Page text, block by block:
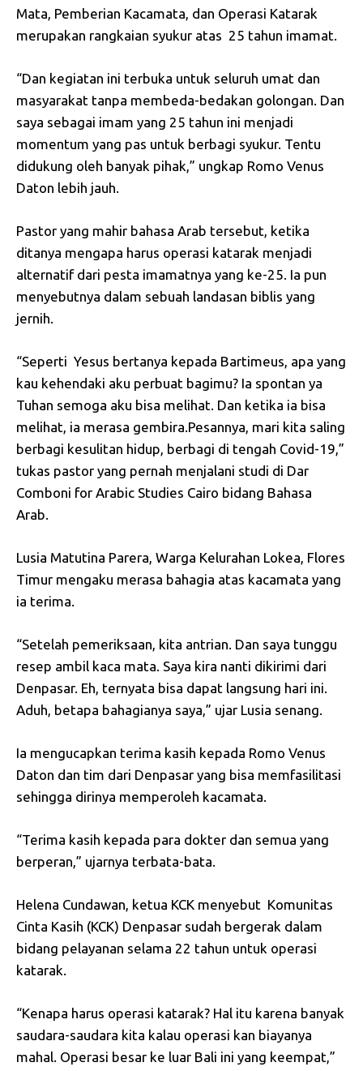
Mata, Pemberian Kacamata, dan Operasi Katarak
merupakan rangkaian syukur atas 25 tahun imamat.
“Dan kegiatan ini terbuka untuk seluruh umat dan
masyarakat tanpa membeda-bedakan golongan. Dan
saya sebagai imam yang 25 tahun ini menjadi
momentum yang pas untuk berbagi syukur. Tentu
didukung oleh banyak pihak,” ungkap Romo Venus
Daton lebih jauh.
Pastor yang mahir bahasa Arab tersebut, ketika
ditanya mengapa harus operasi katarak menjadi
alternatif dari pesta imamatnya yang ke-25. Ia pun
menyebutnya dalam sebuah landasan biblis yang
jernih.
“Seperti Yesus bertanya kepada Bartimeus, apa yang
kau kehendaki aku perbuat bagimu? Ia spontan ya
Tuhan semoga aku bisa melihat. Dan ketika ia bisa
melihat, ia merasa gembira.Pesannya, mari kita saling
berbagi kesulitan hidup, berbagi di tengah Covid-19,”
tukas pastor yang pernah menjalani studi di Dar
Comboni for Arabic Studies Cairo bidang Bahasa
Arab.
Lusia Matutina Parera, Warga Kelurahan Lokea, Flores
Timur mengaku merasa bahagia atas kacamata yang
ia terima.
“Setelah pemeriksaan, kita antrian. Dan saya tunggu
resep ambil kaca mata. Saya kira nanti dikirimi dari
Denpasar. Eh, ternyata bisa dapat langsung hari ini.
Aduh, betapa bahagianya saya,” ujar Lusia senang.
Ia mengucapkan terima kasih kepada Romo Venus
Daton dan tim dari Denpasar yang bisa memfasilitasi
sehingga dirinya memperoleh kacamata.
“Terima kasih kepada para dokter dan semua yang
berperan,” ujarnya terbata-bata.
Helena Cundawan, ketua KCK menyebut Komunitas
Cinta Kasih (KCK) Denpasar sudah bergerak dalam
bidang pelayanan selama 22 tahun untuk operasi
katarak.
“Kenapa harus operasi katarak? Hal itu karena banyak
saudara-saudara kita kalau operasi kan biayanya
mahal. Operasi besar ke luar Bali ini yang keempat,”